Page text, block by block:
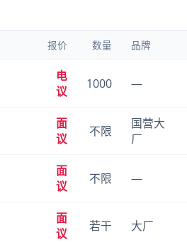
报价 数量 品牌
电
议
1000 —
面
议
不限
国营大
厂
面
议
不限 —
面
议
若干 大厂